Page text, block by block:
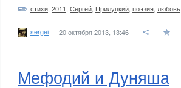
стихи 2011 Сергей Прилуцкий поэзия любовь
sergei 20 октября 2013, 13:46
Мефодий и Дуняша